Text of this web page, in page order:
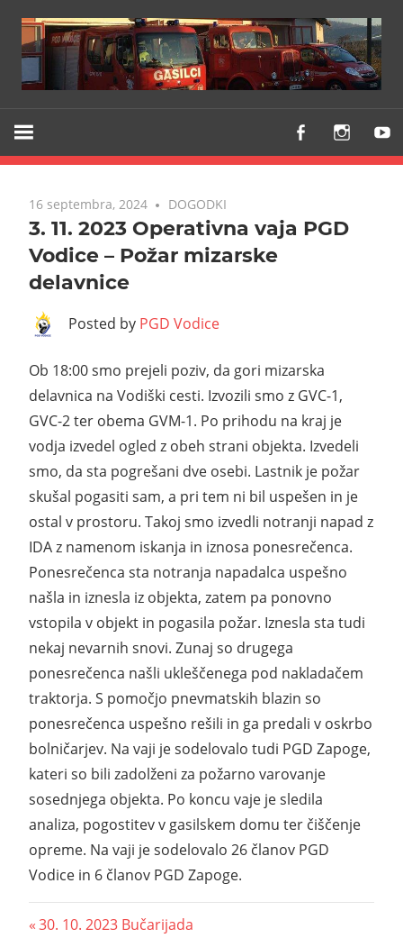
VODICE
vami
že
1903
16 septembra, 2024 DOGODKI
3. 11. 2023 Operativna vaja PGD
Vodice – Požar mizarske
delavnice
Posted by PGD Vodice
Ob 18:00 smo prejeli poziv, da gori mizarska
delavnica na Vodiški cesti. Izvozili smo z GVC-1,
GVC-2 ter obema GVM-1. Po prihodu na kraj je
vodja izvedel ogled z obeh strani objekta. Izvedeli
smo, da sta pogrešani dve osebi. Lastnik je požar
skušal pogasiti sam, a pri tem ni bil uspešen in je
ostal v prostoru. Takoj smo izvedli notranji napad z
IDA z namenom iskanja in iznosa ponesrečenca.
Ponesrečenca sta notranja napadalca uspešno
našla in iznesla iz objekta, zatem pa ponovno
vstopila v objekt in pogasila požar. Iznesla sta tudi
nekaj nevarnih snovi. Zunaj so drugega
ponesrečenca našli ukleščenega pod nakladačem
traktorja. S pomočjo pnevmatskih blazin so
ponesrečenca uspešno rešili in ga predali v oskrbo
bolničarjev. Na vaji je sodelovalo tudi PGD Zapoge,
kateri so bili zadolženi za požarno varovanje
sosednjega objekta. Po koncu vaje je sledila
analiza, pogostitev v gasilskem domu ter čiščenje
opreme. Na vaji je sodelovalo 26 članov PGD
Vodice in 6 članov PGD Zapoge.
30. 10. 2023 Bučarijada